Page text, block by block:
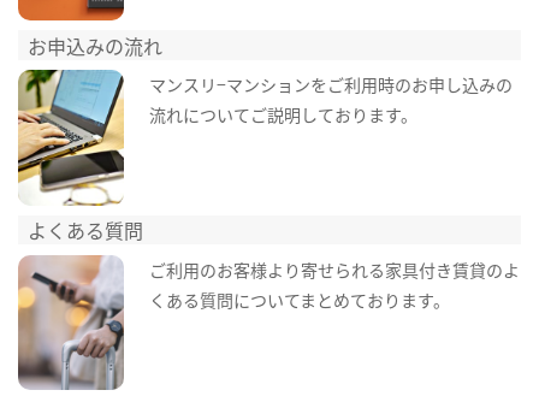
お申込みの流れ
マンスリ−マンションをご利用時のお申し込みの
流れについてご説明しております。
よくある質問
ご利用のお客様より寄せられる家具付き賃貸のよ
くある質問についてまとめております。